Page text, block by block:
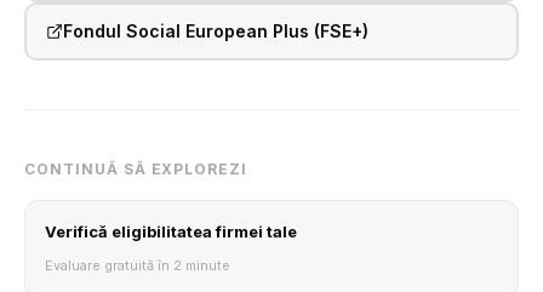
Fondul Social European Plus (FSE+)
CONTINUĂ SĂ EXPLOREZI
Verifică eligibilitatea firmei tale
Evaluare gratuită în 2 minute